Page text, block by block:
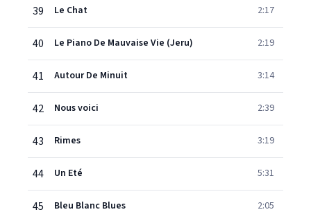
39 Le Chat 2:17
40 Le Piano De Mauvaise Vie (Jeru) 2:19
41 Autour De Minuit 3:14
42 Nous voici 2:39
43 Rimes 3:19
44 Un Eté 5:31
45 Bleu Blanc Blues 2:05